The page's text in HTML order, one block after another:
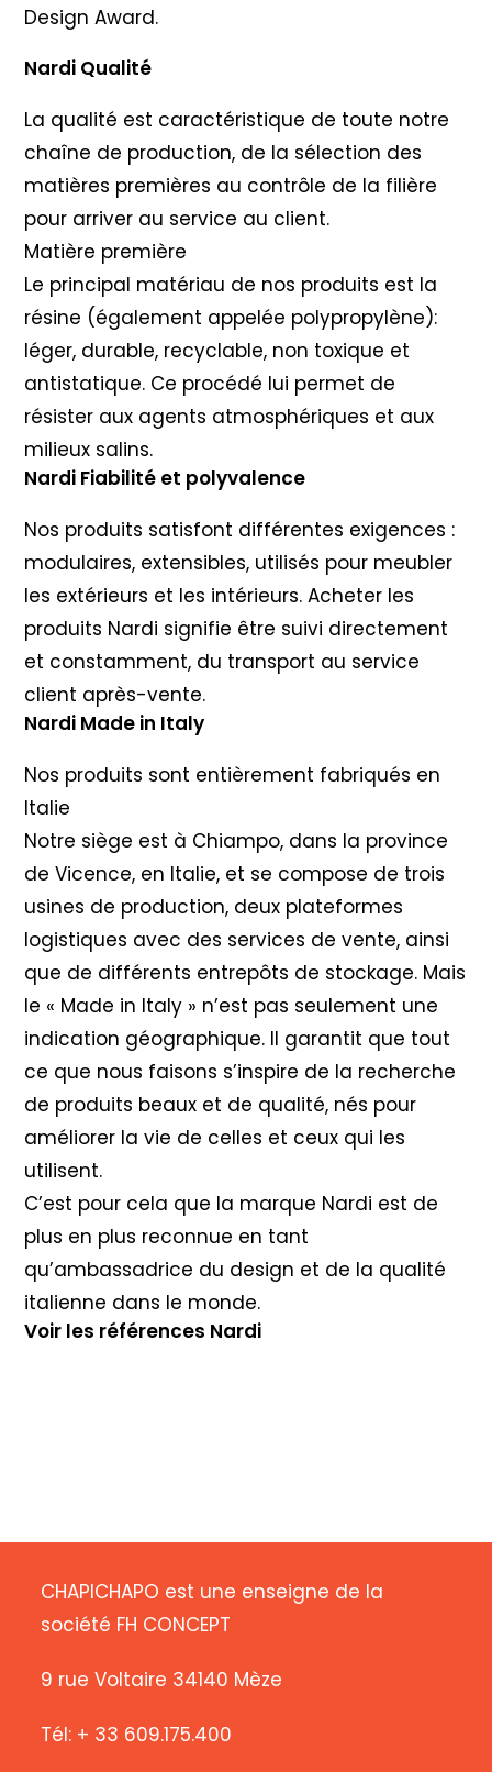
Design Award.
Nardi Qualité
La qualité est caractéristique de toute notre
chaîne de production, de la sélection des
matières premières au contrôle de la filière
pour arriver au service au client.
Matière première
Le principal matériau de nos produits est la
résine (également appelée polypropylène):
léger, durable, recyclable, non toxique et
antistatique. Ce procédé lui permet de
résister aux agents atmosphériques et aux
milieux salins.
Nardi Fiabilité et polyvalence
Nos produits satisfont différentes exigences :
modulaires, extensibles, utilisés pour meubler
les extérieurs et les intérieurs. Acheter les
produits Nardi signifie être suivi directement
et constamment, du transport au service
client après-vente.
Nardi Made in Italy
Nos produits sont entièrement fabriqués en
Italie
Notre siège est à Chiampo, dans la province
de Vicence, en Italie, et se compose de trois
usines de production, deux plateformes
logistiques avec des services de vente, ainsi
que de différents entrepôts de stockage. Mais
le « Made in Italy » n’est pas seulement une
indication géographique. Il garantit que tout
ce que nous faisons s’inspire de la recherche
de produits beaux et de qualité, nés pour
améliorer la vie de celles et ceux qui les
utilisent.
C’est pour cela que la marque Nardi est de
plus en plus reconnue en tant
qu’ambassadrice du design et de la qualité
italienne dans le monde.
Voir les références Nardi
CHAPICHAPO est une enseigne de la
société FH CONCEPT
9 rue Voltaire 34140 Mèze
Tél: + 33 609.175.400